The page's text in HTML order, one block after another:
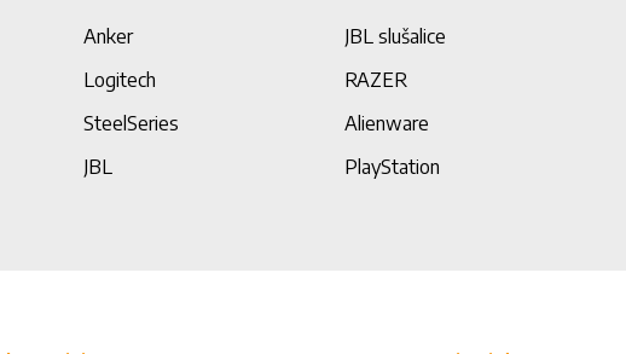
Anker
JBL slušalice
Logitech
RAZER
SteelSeries
Alienware
JBL
PlayStation